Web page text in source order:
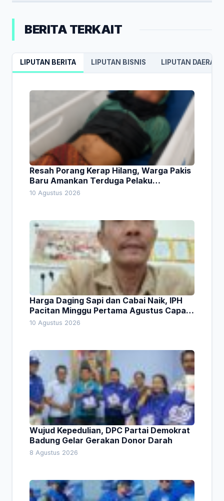
BERITA TERKAIT
LIPUTAN BERITA LIPUTAN BISNIS LIPUTAN DAERAH
Resah Porang Kerap Hilang, Warga Pakis
Baru Amankan Terduga Pelaku
Pencurian
10 Agustus 2026
Harga Daging Sapi dan Cabai Naik, IPH
Pacitan Minggu Pertama Agustus Capai
1,66 Persen. Ini Penjelasan Kabag Ayub
10 Agustus 2026
Wujud Kepedulian, DPC Partai Demokrat
Badung Gelar Gerakan Donor Darah
8 Agustus 2026